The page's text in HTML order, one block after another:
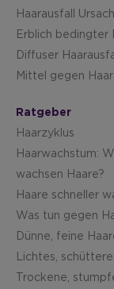
Haarausfall
Erblich bedingter
Diffuser
Mittel gegen
Ratgeber
Haarzyklus
Haarwachstum:
wachsen Haare?
Haare schneller
Was tun gegen
Dünne, feine
Lichtes,
Trockene,